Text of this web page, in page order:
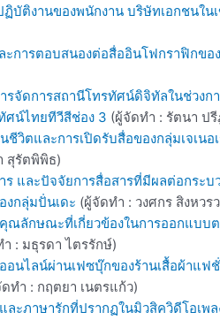
บัติงานของพนักงาน บริษัทเอกชนใน
ะการตอบสนองต่อสื่ออินโฟกราฟิกของ
รจัดการสถานีโทรทัศน์ดิจิทัลในช่วง
ศน์ไทยทีวีสีช่อง 3 (ผู้จัดทำ : รัตนา ป
ชีวิตและการเปิดรับสื่อของกลุ่มเจเน
สุรัตพิพิธ)
ร และปัจจัยการสื่อสารที่มีผลต่อกระ
งกลุ่มปั่นเดะ (ผู้จัดทำ : วงศกร สิงหวร
ณลักษณะที่เกี่ยวข้องในการออกแบบ
: มธุรดา ไตรรักษ์)
อนไลน์ผ่านเฟซบุ๊กของร้านเสื้อผ้าแ
ทำ : กฤตยา เนตรแก้ว)
ละภาษารักที่ปรากฏในมิวสิควิดีโอเพ